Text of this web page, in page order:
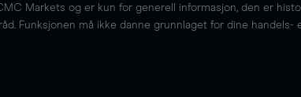
Markets og er kun for generell informasjon, den er
Funksjonen må ikke danne grunnlaget for dine handels-